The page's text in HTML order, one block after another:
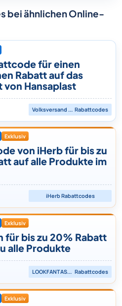
bei ähnlichen Online-
für einen
Rabatt auf das
Hansaplast
Volksversand Apotheke Rabattcodes
Exklusiv
von iHerb für bis zu
auf alle Produkte im
iHerbRabattcodes
Exklusiv
für bis zu 20% Rabatt
alle Produkte
LOOKFANTASTIC Rabattcodes
Exklusiv